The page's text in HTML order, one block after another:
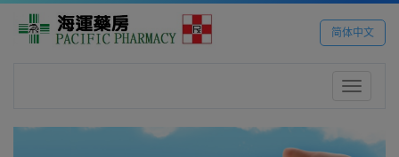
简体中文
Toggle